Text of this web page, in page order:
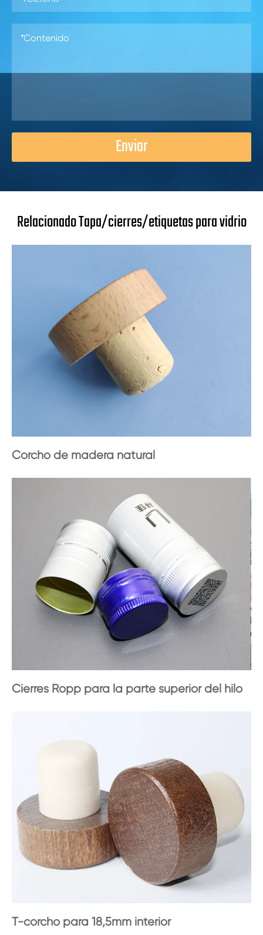
Enviar
Relacionado Tapa/cierres/etiquetas para vidrio
Corcho de madera natural
Cierres Ropp para la parte superior del hilo
T-corcho para 18,5mm interior